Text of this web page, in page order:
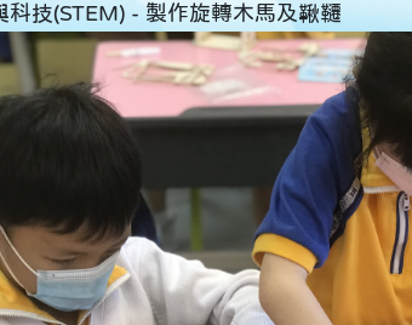
科技(STEM) - 製作旋轉木馬及鞦韆